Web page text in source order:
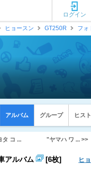
ログイン
ヒョースン GT250R フォ
アルバム グループ ヒス
タ コ ... "ヤマハ ワ ... >>
アルバム [6枚] ヒ